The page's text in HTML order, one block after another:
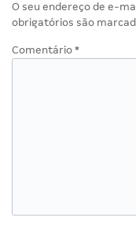
O seu endereço de e-
obrigatórios são
Comentário *